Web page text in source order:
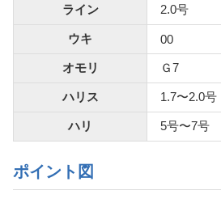
ライン 2.0号
ウキ 00
オモリ Ｇ7
ハリス 1.7〜2.0号
ハリ 5号〜7号
ポイント図